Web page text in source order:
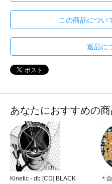
この商品につい
返品に
あなたにおすすめの
Kinetic - db [CD] BLACK
＊